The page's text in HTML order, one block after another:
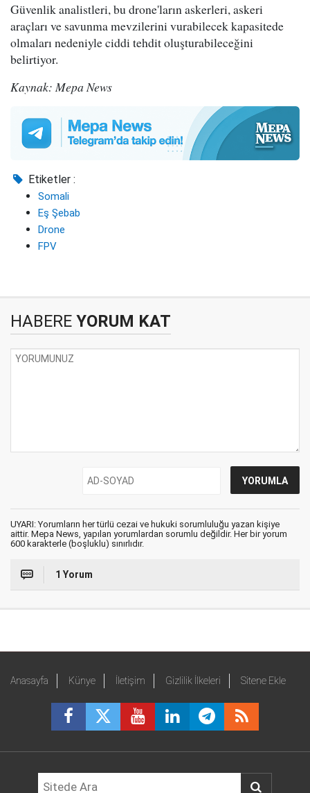
Güvenlik analistleri, bu drone'ların askerleri, askeri
araçları ve savunma mevzilerini vurabilecek kapasitede
olmaları nedeniyle ciddi tehdit oluşturabileceğini
belirtiyor.
Kaynak: Mepa News
Etiketler :
Somali
Eş Şebab
Drone
FPV
HABERE YORUM KAT
UYARI: Yorumların her türlü cezai ve hukuki sorumluluğu yazan kişiye
aittir. Mepa News, yapılan yorumlardan sorumlu değildir. Her bir yorum
600 karakterle (boşluklu) sınırlıdır.
1 Yorum
Anasayfa Künye İletişim Gizlilik İlkeleri Sitene Ekle